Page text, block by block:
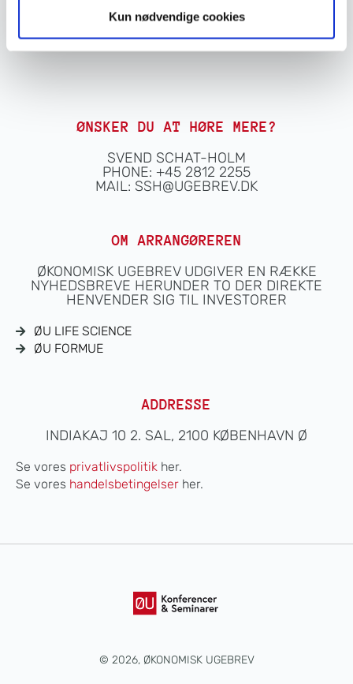
Kun nødvendige cookies
ØNSKER DU AT HØRE MERE?
SVEND SCHAT-HOLM
PHONE: +45 2812 2255
MAIL: SSH@UGEBREV.DK
OM ARRANGØREREN
ØKONOMISK UGEBREV UDGIVER EN RÆKKE
NYHEDSBREVE HERUNDER TO DER DIREKTE
HENVENDER SIG TIL INVESTORER
ØU LIFE SCIENCE
ØU FORMUE
ADDRESSE
INDIAKAJ 10 2. SAL, 2100 KØBENHAVN Ø
Se vores privatlivspolitik her.
Se vores handelsbetingelser her.
© 2026, ØKONOMISK UGEBREV